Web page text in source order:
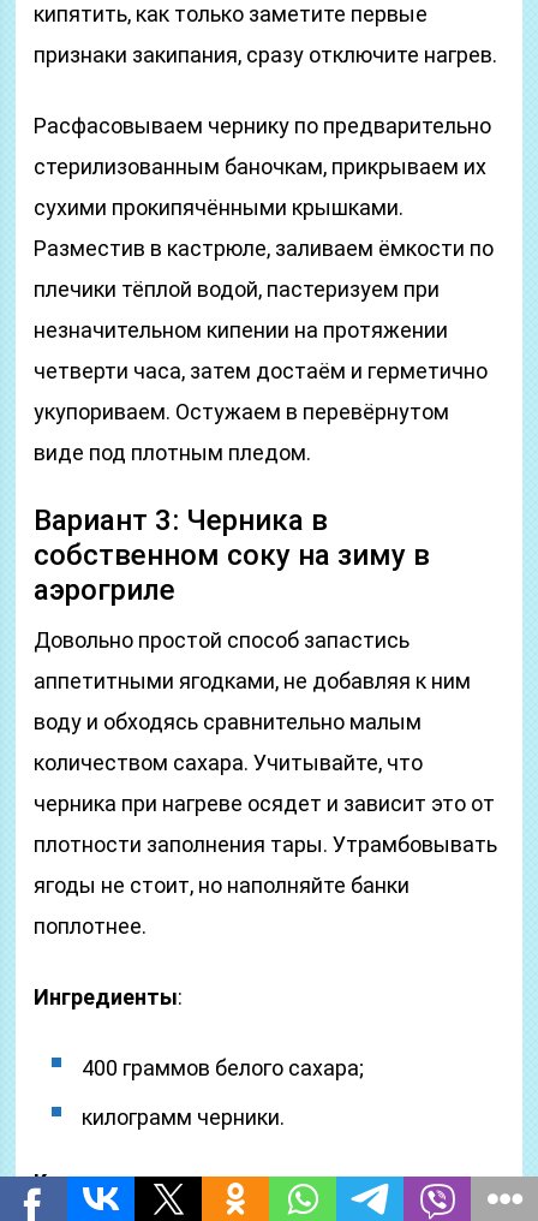
кипятить, как только заметите первые
признаки закипания, сразу отключите нагрев.
Расфасовываем чернику по предварительно
стерилизованным баночкам, прикрываем их
сухими прокипячёнными крышками.
Разместив в кастрюле, заливаем ёмкости по
плечики тёплой водой, пастеризуем при
незначительном кипении на протяжении
четверти часа, затем достаём и герметично
укупориваем. Остужаем в перевёрнутом
виде под плотным пледом.
Вариант 3: Черника в
собственном соку на зиму в
аэрогриле
Довольно простой способ запастись
аппетитными ягодками, не добавляя к ним
воду и обходясь сравнительно малым
количеством сахара. Учитывайте, что
черника при нагреве осядет и зависит это от
плотности заполнения тары. Утрамбовывать
ягоды не стоит, но наполняйте банки
поплотнее.
Ингредиенты:
400 граммов белого сахара;
килограмм черники.
Как приготовить